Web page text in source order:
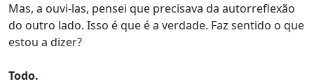
Mas, a ouvi-las, pensei que precisava da autorreflexão
do outro lado. Isso é que é a verdade. Faz sentido o que
estou a dizer?
Todo.